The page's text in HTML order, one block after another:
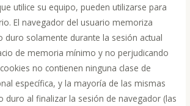
utilice su equipo, pueden utilizarse para
El navegador del usuario memoriza
duro solamente durante la sesión actual
de memoria mínimo y no perjudicando
no contienen ninguna clase de
específica, y la mayoría de las mismas
duro al finalizar la sesión de navegador (las